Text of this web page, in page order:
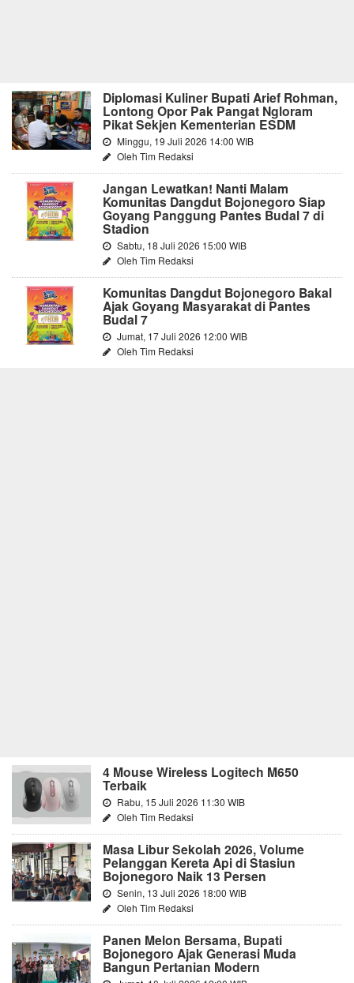
Diplomasi Kuliner Bupati Arief Rohman,
Lontong Opor Pak Pangat Ngloram
Pikat Sekjen Kementerian ESDM
Minggu, 19 Juli 2026 14:00 WIB
Oleh Tim Redaksi
Jangan Lewatkan! Nanti Malam
Komunitas Dangdut Bojonegoro Siap
Goyang Panggung Pantes Budal 7 di
Stadion
Sabtu, 18 Juli 2026 15:00 WIB
Oleh Tim Redaksi
Komunitas Dangdut Bojonegoro Bakal
Ajak Goyang Masyarakat di Pantes
Budal 7
Jumat, 17 Juli 2026 12:00 WIB
Oleh Tim Redaksi
4 Mouse Wireless Logitech M650
Terbaik
Rabu, 15 Juli 2026 11:30 WIB
Oleh Tim Redaksi
Masa Libur Sekolah 2026, Volume
Pelanggan Kereta Api di Stasiun
Bojonegoro Naik 13 Persen
Senin, 13 Juli 2026 18:00 WIB
Oleh Tim Redaksi
Panen Melon Bersama, Bupati
Bojonegoro Ajak Generasi Muda
Bangun Pertanian Modern